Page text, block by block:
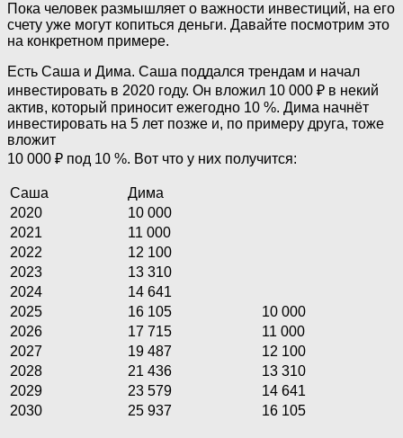
Пока человек размышляет о важности инвестиций, на его
счету уже могут копиться деньги. Давайте посмотрим это
на конкретном примере.
Есть Саша и Дима. Саша поддался трендам и начал
инвестировать в 2020 году. Он вложил 10 000 ₽ в некий
актив, который приносит ежегодно 10 %. Дима начнёт
инвестировать на 5 лет позже и, по примеру друга, тоже
вложит
10 000 ₽ под 10 %. Вот что у них получится:
Саша
Дима
2020
10 000
2021
11 000
2022
12 100
2023
13 310
2024
14 641
2025
16 105
10 000
2026
17 715
11 000
2027
19 487
12 100
2028
21 436
13 310
2029
23 579
14 641
2030
25 937 16 105